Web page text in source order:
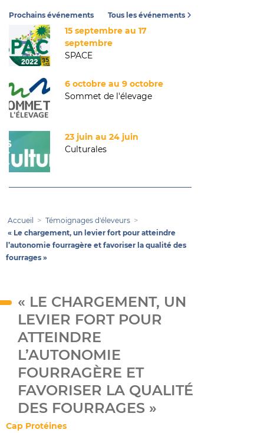
Prochains événements
15 septembre au 17
septembre
SPACE
6 octobre au 9 octobre
Sommet de l'élevage
23 juin au 24 juin
Culturales
Tous les événements
Accueil
Témoignages d'éleveurs
« Le chargement, un levier fort pour atteindre
l’autonomie fourragère et favoriser la qualité des
fourrages »
« LE CHARGEMENT, UN
LEVIER FORT POUR
ATTEINDRE
L’AUTONOMIE
FOURRAGÈRE ET
FAVORISER LA QUALITÉ
DES FOURRAGES »
Cap Protéines